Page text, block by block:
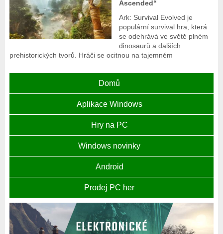
Ascended“
Ark: Survival Evolved je
populární survival hra, která
se odehrává ve světě plném
dinosaurů a dalších
prehistorických tvorů. Hráči se ocitnou na tajemném
Domů
Aplikace Windows
Hry na PC
Windows novinky
Android
Prodej PC her